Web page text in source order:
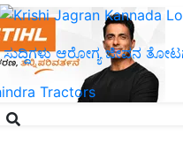
ಸುದ್ದಿಗಳು ಆರೋಗ್ಯ ಜೀವನ